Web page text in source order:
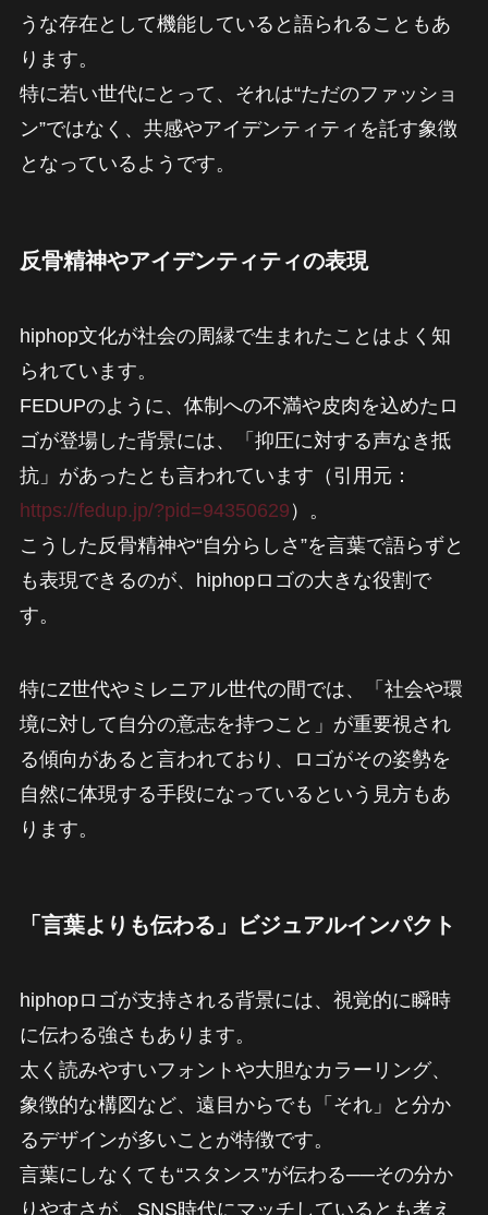
うな存在として機能していると語られることもあ
ります。
特に若い世代にとって、それは“ただのファッショ
ン”ではなく、共感やアイデンティティを託す象徴
となっているようです。
反骨精神やアイデンティティの表現
hiphop文化が社会の周縁で生まれたことはよく知
られています。
FEDUPのように、体制への不満や皮肉を込めたロ
ゴが登場した背景には、「抑圧に対する声なき抵
抗」があったとも言われています（引用元：
https://fedup.jp/?pid=94350629 ）。
こうした反骨精神や“自分らしさ”を言葉で語らずと
も表現できるのが、hiphopロゴの大きな役割で
す。
特にZ世代やミレニアル世代の間では、「社会や環
境に対して自分の意志を持つこと」が重要視され
る傾向があると言われており、ロゴがその姿勢を
自然に体現する手段になっているという見方もあ
ります。
「言葉よりも伝わる」ビジュアルインパクト
hiphopロゴが支持される背景には、視覚的に瞬時
に伝わる強さもあります。
太く読みやすいフォントや大胆なカラーリング、
象徴的な構図など、遠目からでも「それ」と分か
るデザインが多いことが特徴です。
言葉にしなくても“スタンス”が伝わる──その分か
りやすさが、SNS時代にマッチしているとも考え